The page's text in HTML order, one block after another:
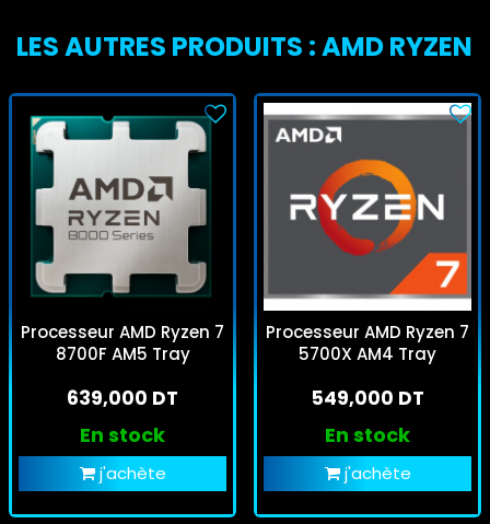
LES AUTRES PRODUITS : AMD RYZEN
Processeur AMD Ryzen 7
8700F AM5 Tray
639,000 DT
En stock
j'achète
Processeur AMD Ryzen 7
5700X AM4 Tray
549,000 DT
En stock
j'achète